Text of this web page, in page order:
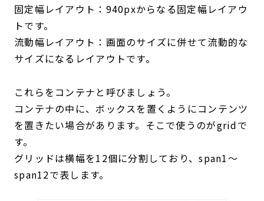
固定幅レイアウト：940pxからなる固定幅レイアウ
トです。
流動幅レイアウト：画面のサイズに併せて流動的な
サイズになるレイアウトです。
これらをコンテナと呼びましょう。
コンテナの中に、ボックスを置くようにコンテンツ
を置きたい場合があります。そこで使うのがgridで
す。
グリッドは横幅を12個に分割しており、span1〜
span12で表します。